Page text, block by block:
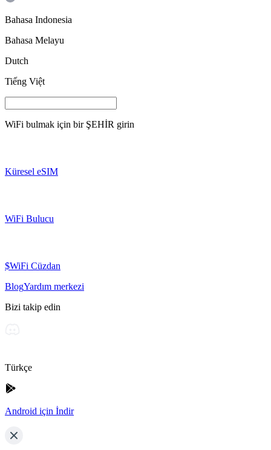
Bahasa Indonesia
Bahasa Melayu
Dutch
Tiếng Việt
WiFi bulmak için bir ŞEHİR girin
Küresel eSIM
WiFi Bulucu
$WiFi Cüzdan
BlogYardım merkezi
Bizi takip edin
Türkçe
Android için İndir